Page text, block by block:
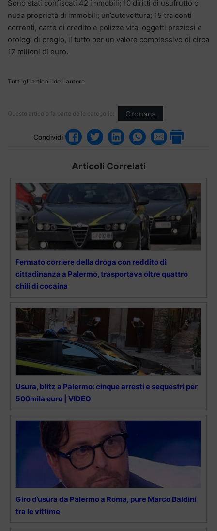
Sono stati confiscati 42 immobili; 10 diritti di usufrutto o
nuda proprietà di immobili; un’autovettura; 15 tra conti
correnti, carte di credito e polizze vita; oggetti preziosi e
orologi di pregio, il tutto per un valore complessivo di circa
17 milioni di euro.
Tutti gli articoli dell'autore
Questo articolo fa parte delle categorie: Cronaca
Condividi
Articoli Correlati
Fermato corriere della droga con reddito di
cittadinanza a Palermo, trasportava oltre quattro
chili di cocaina
Usura, blitz a Palermo: cinque arresti e sequestri per
500mila euro | VIDEO
Giro d’usura da Palermo a Roma, pure Marco Baldini
tra le vittime